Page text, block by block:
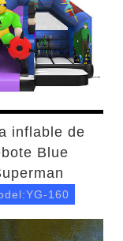
inflable de
Blue
160